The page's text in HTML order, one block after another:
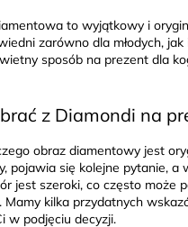
to wyjątkowy i
zarówno dla młodych,
sposób na prezent dla
z Diamondi na
obraz diamentowy jest
pojawia się kolejne pytanie, a
jest szeroki, co często może
Mamy kilka przydatnych
w podjęciu decyzji.